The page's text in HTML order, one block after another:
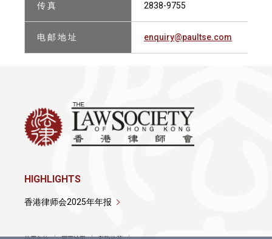
传 真 2838-9755
电 邮 地 址 enquiry@paultse.com
HIGHLIGHTS
香港律师会2025年年报